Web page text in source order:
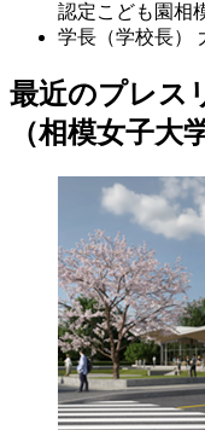
認定こども園相
学長（学校長）
最近のプレス
（相模女子大